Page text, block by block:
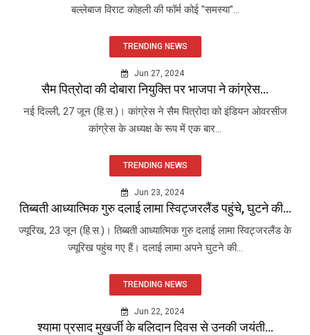
बल्लेबाज विराट कोहली की फॉर्म कोई "समस्या"...
TRENDING NEWS
Jun 27, 2024
सैम पित्रोदा की दोबारा नियुक्ति पर भाजपा ने कांग्रेस...
नई दिल्ली, 27 जून (हि.स.)। कांग्रेस ने सैम पित्रोदा को इंडियन ओवरसीज
कांग्रेस के अध्यक्ष के रूप में एक बार...
TRENDING NEWS
Jun 23, 2024
तिब्बती आध्यात्मिक गुरु दलाई लामा स्विट्जरलैंड पहुंचे, घुटने की...
ज्यूरिख, 23 जून (हि.स.)। तिब्बती आध्यात्मिक गुरु दलाई लामा स्विट्जरलैंड के
ज्यूरिख पहुंच गए हैं। दलाई लामा अपने घुटने की...
TRENDING NEWS
Jun 22, 2024
श्यामा प्रसाद मुखर्जी के बलिदान दिवस से उनकी जयंती...